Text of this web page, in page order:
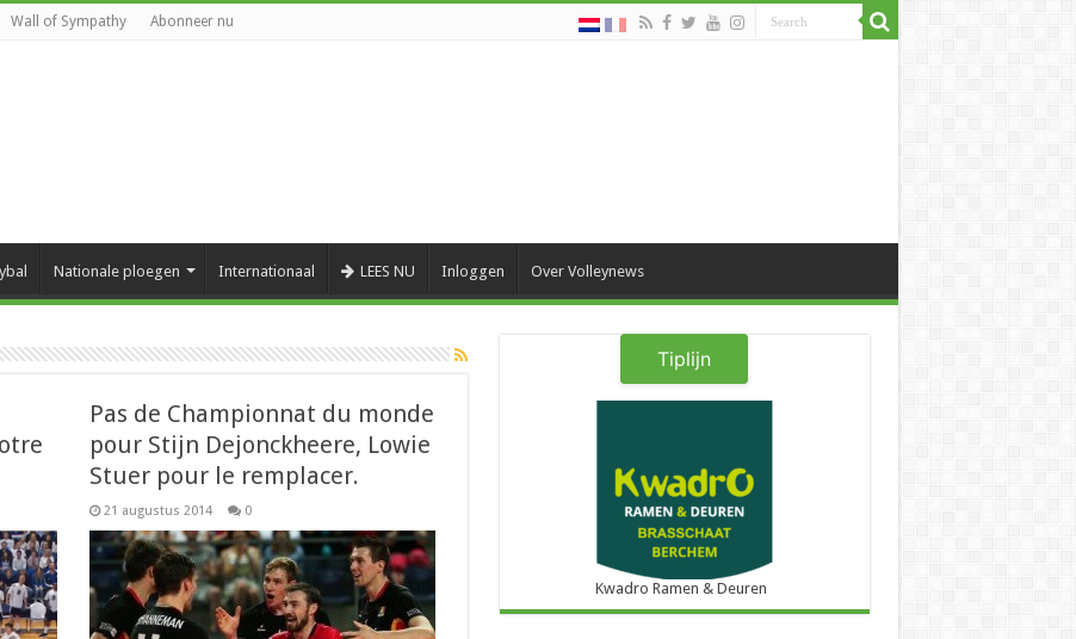
Wall of Sympathy Abonneer nu
Nationale ploegen Internationaal LEES NU Inloggen Over Volleynews
Pas de Championnat du monde
pour Stijn Dejonckheere, Lowie
Stuer pour le remplacer.
21 augustus 2014 0
Tiplijn
Kwadro Ramen & Deuren